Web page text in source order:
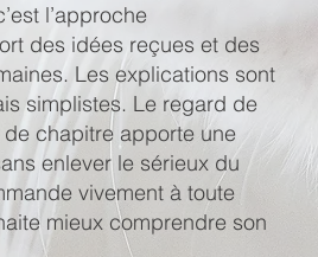
l’approche
des idées reçues et des
Les explications sont
simplistes. Le regard de
chapitre apporte une
enlever le sérieux du
vivement à toute
mieux comprendre son